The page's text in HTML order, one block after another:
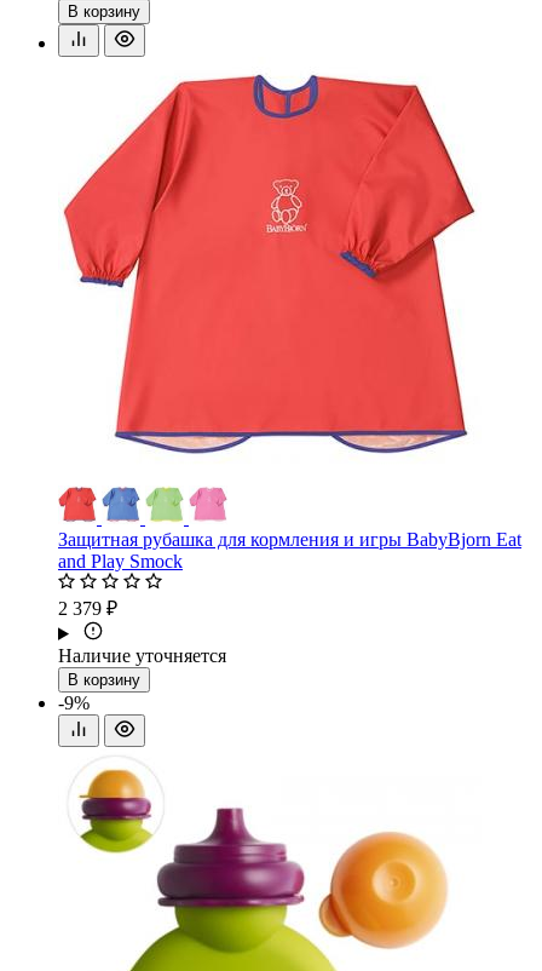
В корзину
Защитная рубашка для кормления и игры BabyBjorn Eat
and Play Smock
2 379 ₽
Наличие уточняется
В корзину
-9%